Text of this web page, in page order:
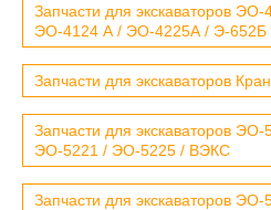
Запчасти для экскаваторов
ЭО-4124 А / ЭО-4225А / Э-652Б
Запчасти для экскаваторов
Запчасти для экскаваторов
ЭО-5221 / ЭО-5225 / ВЭКС
Запчасти для экскаваторов ЭО-